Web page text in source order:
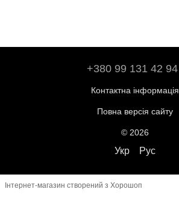
+380 99 131 42 94
Контактна інформація
Повна версія сайту
© 2026
Укр Рус
Інтернет-магазин створений з Хорошоп